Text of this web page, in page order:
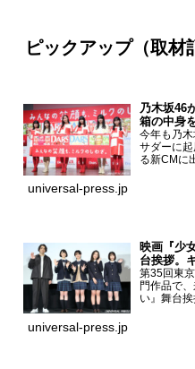
ピックアップ（取材
乃木坂46
箱の中身
今年も乃
サダーに
る新CMに
一ノ瀬美
universal-press.jp
映画『少
台挨拶。
第35回東
門作品で
い』舞台
宮山莉渚
universal-press.jp